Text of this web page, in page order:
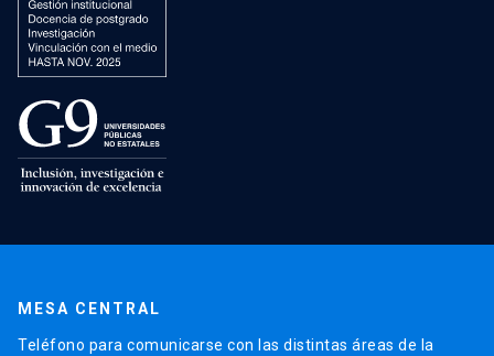
MESA CENTRAL
Teléfono para comunicarse con las distintas áreas de la